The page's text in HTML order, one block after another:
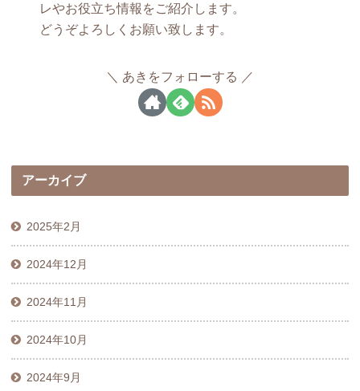
レやお役立ち情報をご紹介します。
どうぞよろしくお願い致します。
あきをフォローする
アーカイブ
2025年2月
2024年12月
2024年11月
2024年10月
2024年9月